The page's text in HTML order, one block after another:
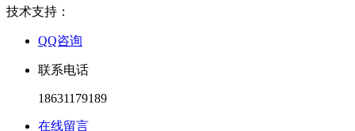
技术支持：
QQ咨询
联系电话
18631179189
在线留言